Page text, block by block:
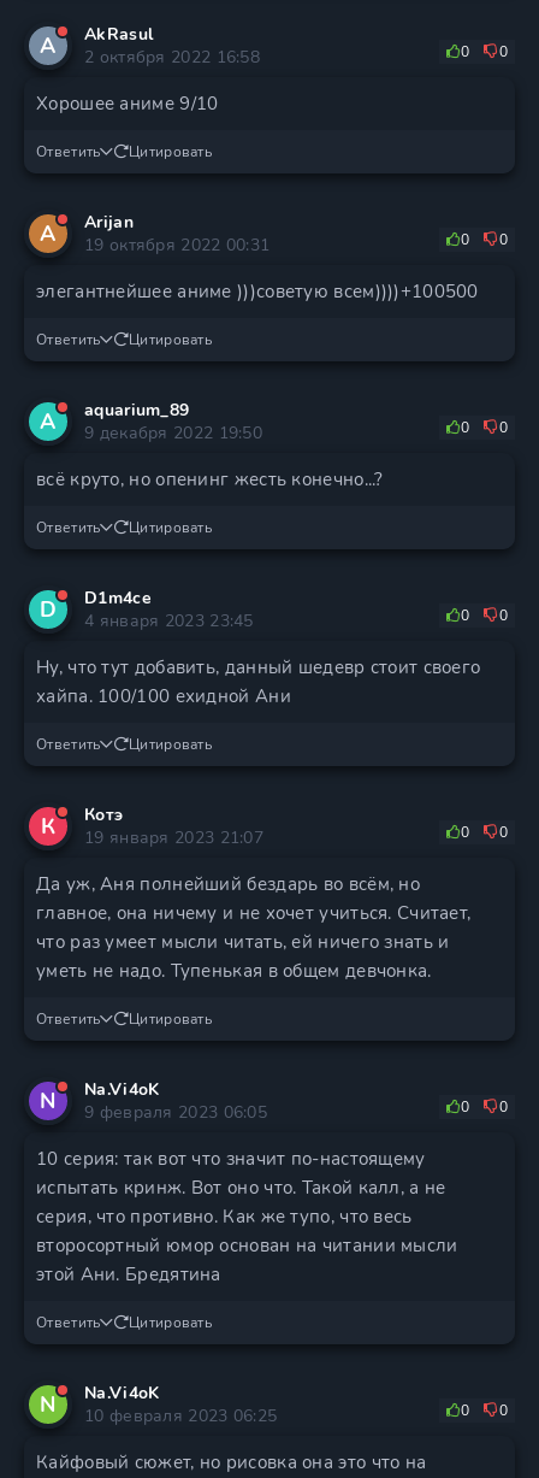
A
AkRasul
2 октября 2022 16:58
0 0
Хорошее аниме 9/10
Ответить Цитировать
A
Arijan
19 октября 2022 00:31
0 0
элегантнейшее аниме )))советую всем))))+100500
Ответить Цитировать
A
aquarium_89
9 декабря 2022 19:50
0 0
всё круто, но опенинг жесть конечно...?
Ответить Цитировать
D
D1m4ce
4 января 2023 23:45
0 0
Ну, что тут добавить, данный шедевр стоит своего
хайпа. 100/100 ехидной Ани
Ответить Цитировать
К
Котэ
19 января 2023 21:07
0 0
Да уж, Аня полнейший бездарь во всём, но
главное, она ничему и не хочет учиться. Считает,
что раз умеет мысли читать, ей ничего знать и
уметь не надо. Тупенькая в общем девчонка.
Ответить Цитировать
N
Na.Vi4oK
9 февраля 2023 06:05
0 0
10 серия: так вот что значит по-настоящему
испытать кринж. Вот оно что. Такой калл, а не
серия, что противно. Как же тупо, что весь
второсортный юмор основан на читании мысли
этой Ани. Бредятина
Ответить Цитировать
N
Na.Vi4oK
10 февраля 2023 06:25
0 0
Кайфовый сюжет, но рисовка она это что на